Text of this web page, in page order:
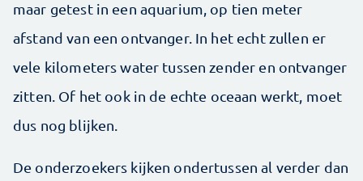
maar getest in een aquarium, op tien meter
afstand van een ontvanger. In het echt zullen er
vele kilometers water tussen zender en ontvanger
zitten. Of het ook in de echte oceaan werkt, moet
dus nog blijken.
De onderzoekers kijken ondertussen al verder dan